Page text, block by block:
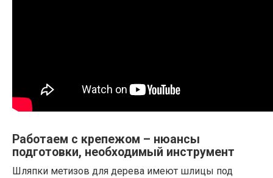
Работаем с крепежом – нюансы
подготовки, необходимый инструмент
Шляпки метизов для дерева имеют шлицы под